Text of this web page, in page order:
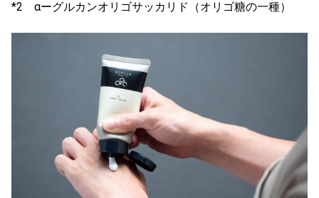
*2 αーグルカンオリゴサッカリド（オリゴ糖の一種）